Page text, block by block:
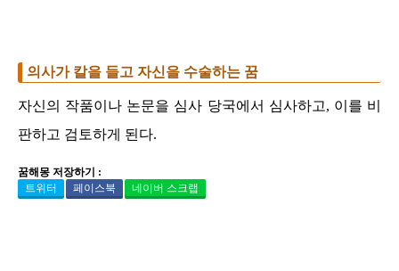
의사가 칼을 들고 자신을 수술하는 꿈
자신의 작품이나 논문을 심사 당국에서 심사하고, 이를 비
판하고 검토하게 된다.
꿈해몽 저장하기 :
트위터
페이스북 네이버 스크랩